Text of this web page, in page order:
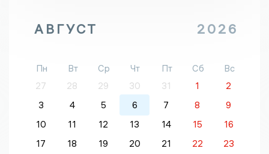
АВГУСТ 2026
Пн Вт Ср Чт Пт Сб
Вс
27
28 29 30 31 1
2
3
4 5 6 7 8
9
10
11 12 13 14 15
16
17
18 19 20 21 22
23